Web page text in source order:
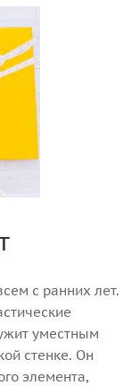
с ранних лет.
уместным
стенке. Он
элемента,